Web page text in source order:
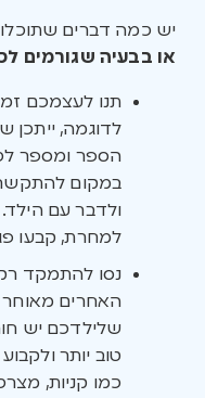
יש כמה דברים
או בבעיה שגורמים
תנו לעצמכם
לדוגמה, ייתכן
הספר ומספר
במקום
ולדבר עם הילד.
למחרת, קבעו
נסו להתמקד
האחרים מאוחר
שלילדכם יש
טוב יותר
כמו קניות,